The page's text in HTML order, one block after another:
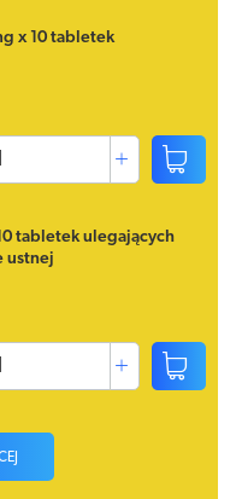
x 10 tabletek
tabletek ulegających
ustnej